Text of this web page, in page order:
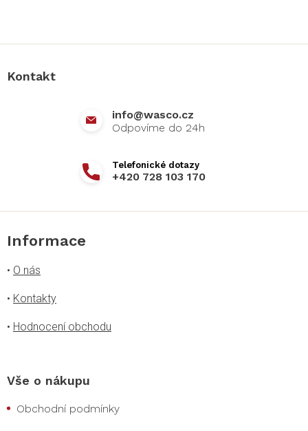
Kontakt
info@wasco.cz
+420 728 103 170
Informace
• O nás
• Kontakty
• Hodnocení obchodu
Vše o nákupu
Obchodní podmínky